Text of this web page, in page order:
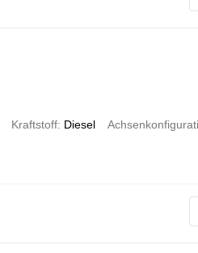
Kraftstoff Diesel